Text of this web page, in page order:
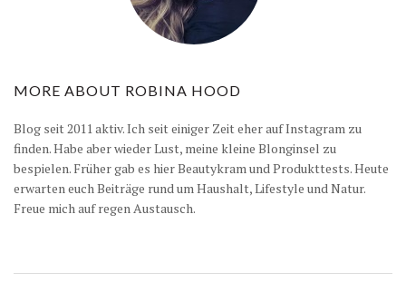
MORE ABOUT ROBINA HOOD
Blog seit 2011 aktiv. Ich seit einiger Zeit eher auf Instagram zu
finden. Habe aber wieder Lust, meine kleine Blonginsel zu
bespielen. Früher gab es hier Beautykram und Produkttests. Heute
erwarten euch Beiträge rund um Haushalt, Lifestyle und Natur.
Freue mich auf regen Austausch.